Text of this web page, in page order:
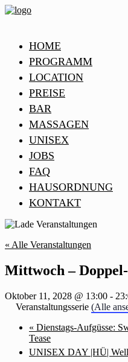
HOME
PROGRAMM
LOCATION
PREISE
BAR
MASSAGEN
UNISEX
JOBS
FAQ
HAUSORDNUNG
KONTAKT
« Alle Veranstaltungen
Mittwoch –
Oktober 11, 2028 @ 13:00 -
Veranstaltungsserie (Alle
« Dienstags-Aufgüsse:
Tease
UNISEX DAY |HÜ|